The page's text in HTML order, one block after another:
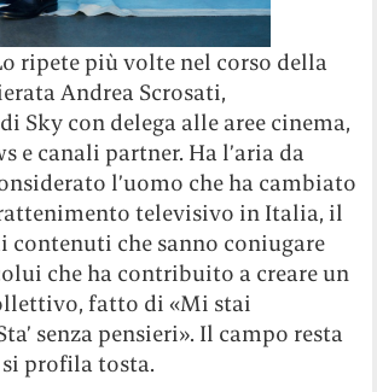
ripete più volte nel corso della
Andrea Scrosati,
Sky con delega alle aree cinema,
e canali partner. Ha l’aria da
l’uomo che ha cambiato
televisivo in Italia, il
contenuti che sanno coniugare
che ha contribuito a creare un
fatto di «Mi stai
senza pensieri». Il campo resta
profila tosta.